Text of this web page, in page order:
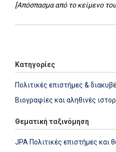
[Απόσπασμα από το κείμενο
Κατηγορίες
Πολιτικές επιστήμες &
Βιογραφίες και αληθινές
Θεματική ταξινόμηση
JPA Πολιτικές επιστήμες και